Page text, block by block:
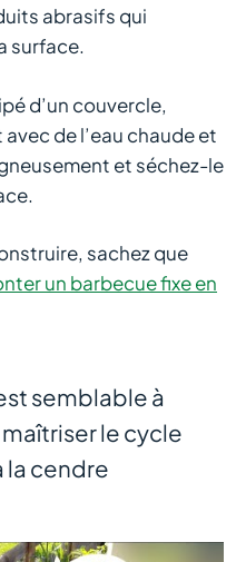
abrasifs qui
surface.
d’un couvercle,
de l’eau chaude et
et séchez-le
sachez que
un barbecue fixe en
semblable à
maîtriser le cycle
la cendre